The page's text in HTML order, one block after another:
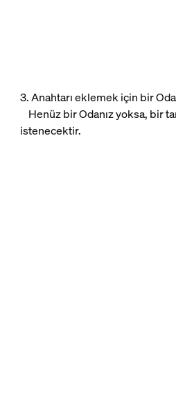
3. Anahtarı eklemek için bir
Henüz bir Odanız yoksa, bir
istenecektir.